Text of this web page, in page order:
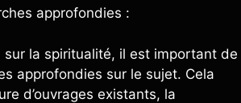
approfondies :
sur la spiritualité, il est important de
approfondies sur le sujet. Cela
d’ouvrages existants, la